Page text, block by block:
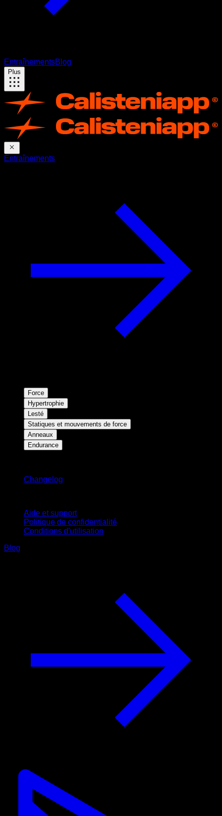
EntraînementsBlog
Plus
Entraînements
Force
Hypertrophie
Lesté
Statiques et mouvements de force
Anneaux
Endurance
Changelog
Aide et support
Politique de confidentialité
Conditions d'utilisation
Blog